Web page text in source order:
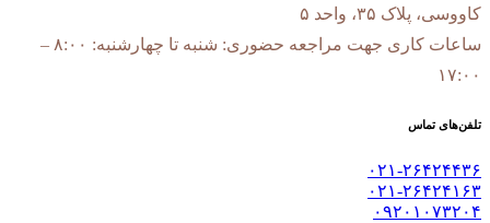
کاووسی، پلاک ۳۵، واحد ۵
ساعات کاری جهت مراجعه حضوری: شنبه تا چهارشنبه: ۸:۰۰ –
۱۷:۰۰
تلفن‌های تماس
۰۲۱-۲۶۴۲۴۴۳۶
۰۲۱-۲۶۴۲۴۱۶۳
۰۹۲۰۱۰۷۳۲۰۴